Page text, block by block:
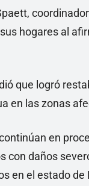
hogares al
que logró
en las zonas
en
con daños
en el estado